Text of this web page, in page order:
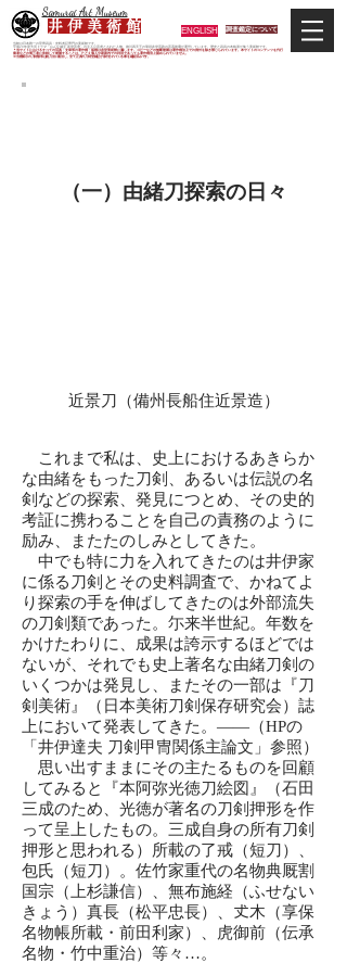
Samurai Art Museum
井 伊 美 術 館 ENGLISH 調査鑑定について
当館は日本唯一の甲冑武具・史料考証専門の美術館です。
平成29年度大河ドラマ「おんな城主 井伊直虎」の主人公直虎とされた人物、徳川四天王の筆頭井伊直政の直系後裔が運営しています。歴史と武具の本格派が集う美術館です。
＊当サイトにおけるすべての写真・文章等の著作権・版権は井伊美術館に属します。コピーなどの無断複製は著作権法上での例外を除き禁じられています。本サイトのコンテンツを代行
業者などの第三者に依頼して複製することは、たとえ個人や家庭内での利用であっても著作権法上認められていません。
※当館展示の刀剣類等は銃刀法に遵法し、​全て正真の刀剣登録証が添付されている事を確認済みです。
（一）由緒刀探索の日々
近景刀（備州長船住近景造）
これまで私は、史上におけるあきらか
な由緒をもった刀剣、あるいは伝説の名
剣などの探索、発見につとめ、その史的
考証に携わることを自己の責務のように
励み、またたのしみとしてきた。
中でも特に力を入れてきたのは井伊家
に係る刀剣とその史料調査で、かねてよ
り探索の手を伸ばしてきたのは外部流失
の刀剣類であった。尓来半世紀。年数を
かけたわりに、成果は誇示するほどでは
ないが、それでも史上著名な由緒刀剣の
いくつかは発見し、またその一部は『刀
剣美術』（日本美術刀剣保存研究会）誌
上において発表してきた。——（HPの
「井伊達夫 刀剣甲冑関係主論文」参照）
思い出すままにその主たるものを回顧
してみると『本阿弥光徳刀絵図』（石田
三成のため、光徳が著名の刀剣押形を作
って呈上したもの。三成自身の所有刀剣
押形と思われる）所載の了戒（短刀）、
包氏（短刀）。佐竹家重代の名物典厩割
国宗（上杉謙信）、無布施経（ふせない
きょう）真長（松平忠長）、𠀋木（享保
名物帳所載・前田利家）、虎御前（伝承
名物・竹中重治）等々…。